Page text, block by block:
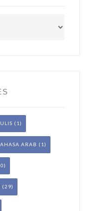
(1)
ARAB (1)
(29)